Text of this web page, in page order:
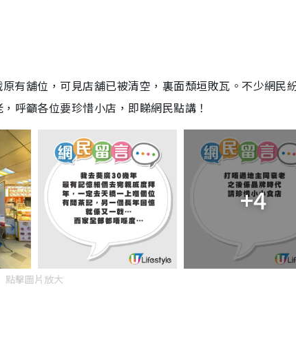
有舖位，可見店舖已被清空，裏面頹垣敗瓦。不少網民
呼籲各位要珍惜小店，即睇網民點講！
+4
點擊圖片放大